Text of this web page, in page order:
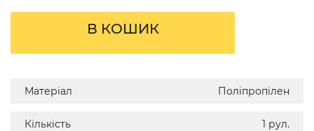
В КОШИК
Матеріал Поліпропілен
Кількість 1 рул.